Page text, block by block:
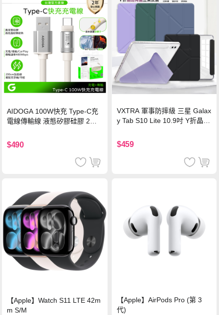
AIDOGA 100W快充 Type-C充
電線傳輸線 液態矽膠硅膠 2M
$490
VXTRA 軍事防摔級 三星 Galax
y Tab S10 Lite 10.9吋 Y折晶透
$459
【Apple】Watch S11 LTE 42m
m S/M
【Apple】AirPods Pro (第 3
代)